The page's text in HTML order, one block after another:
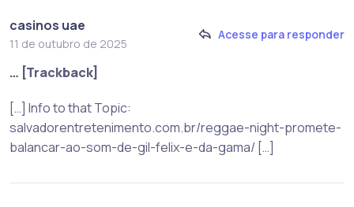
casinos uae
11 de outubro de 2025
Acesse para responder
… [Trackback]
[…] Info to that Topic:
salvadorentretenimento.com.br/reggae-night-promete-
balancar-ao-som-de-gil-felix-e-da-gama/ […]